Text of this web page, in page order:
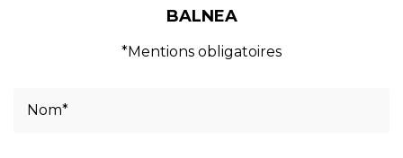
BALNEA
*Mentions obligatoires